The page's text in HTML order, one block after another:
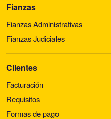
Fianzas
Fianzas Administrativas
Fianzas Judiciales
Clientes
Facturación
Requisitos
Formas de pago